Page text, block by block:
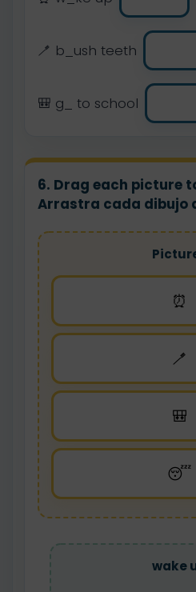
🪥 b_ush teeth
🎒 g_ to school
6. Drag each picture
Arrastra cada dibujo
⏰
🪥
🎒
😴
wake